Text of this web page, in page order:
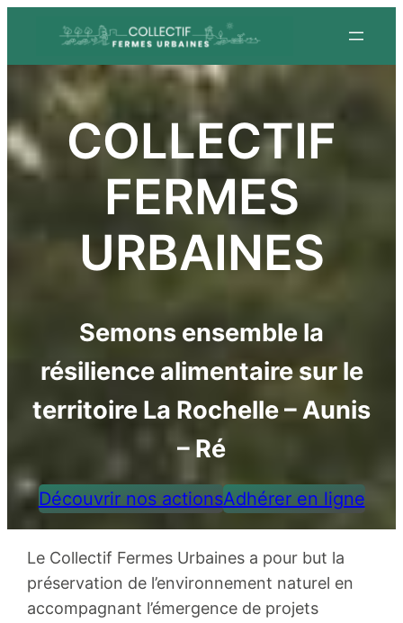
COLLECTIF
FERMES
URBAINES
Semons ensemble la
résilience alimentaire sur le
territoire La Rochelle – Aunis
– Ré
Découvrir nos actionsAdhérer en ligne
Le Collectif Fermes Urbaines a pour but la
préservation de l’environnement naturel en
accompagnant l’émergence de projets